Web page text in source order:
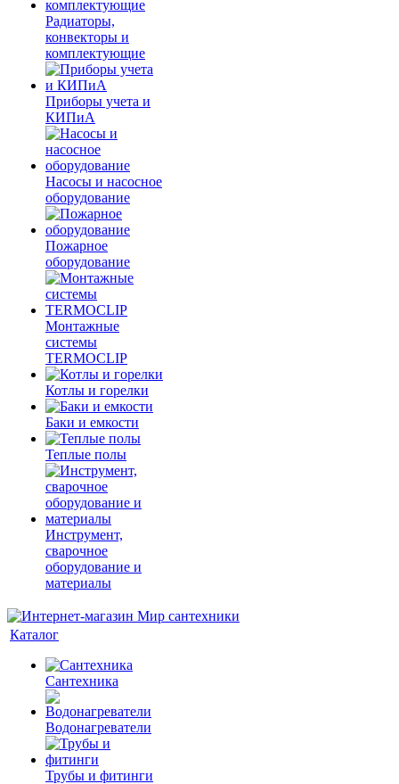
Радиаторы,
конвекторы и
комплектующие
Приборы учета и
КИПиА
Насосы и насосное
оборудование
Пожарное
оборудование
Монтажные
системы
TERMOCLIP
Котлы и горелки
Баки и емкости
Теплые полы
Инструмент,
сварочное
оборудование и
материалы
Каталог
Сантехника
Водонагреватели
Трубы и фитинги